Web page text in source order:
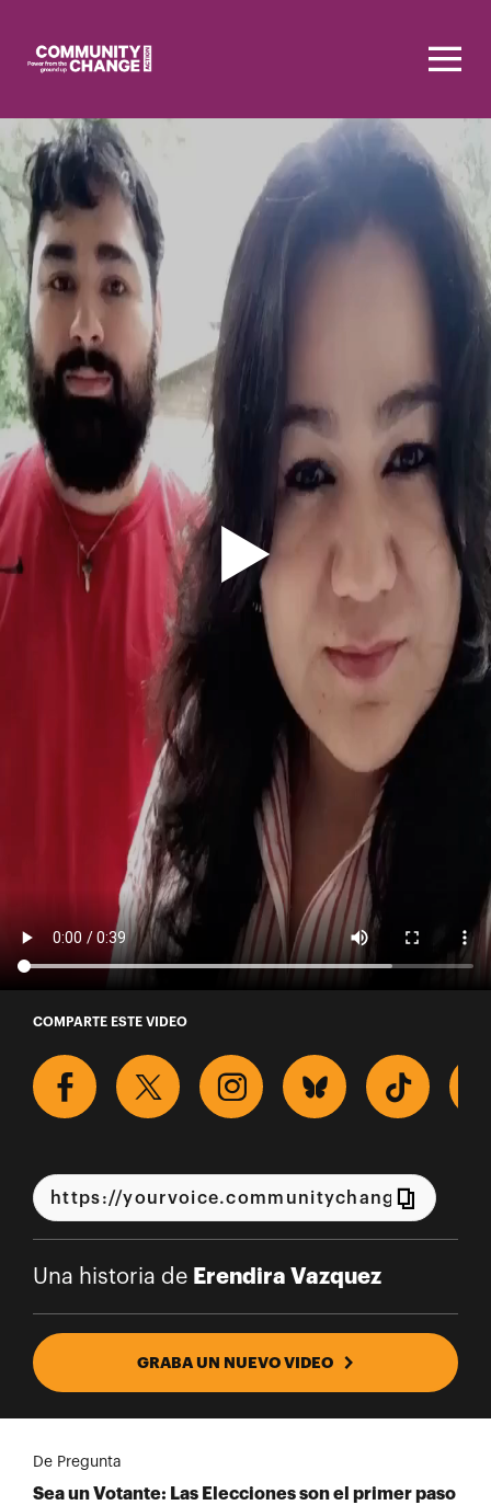
Una historia de Erendira
COMPARTE ESTE VIDEO
Una historia de Erendira Vazquez
GRABA UN NUEVO VIDEO
De Pregunta
Sea un Votante: Las Elecciones son el primer paso